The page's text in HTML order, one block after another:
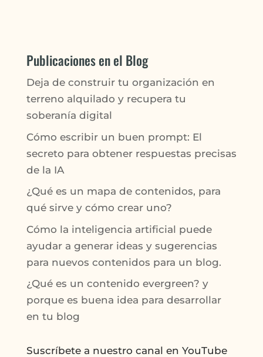
Publicaciones en el Blog
Deja de construir tu organización en
terreno alquilado y recupera tu
soberanía digital
Cómo escribir un buen prompt: El
secreto para obtener respuestas precisas
de la IA
¿Qué es un mapa de contenidos, para
qué sirve y cómo crear uno?
Cómo la inteligencia artificial puede
ayudar a generar ideas y sugerencias
para nuevos contenidos para un blog.
¿Qué es un contenido evergreen? y
porque es buena idea para desarrollar
en tu blog
Suscríbete a nuestro canal en YouTube